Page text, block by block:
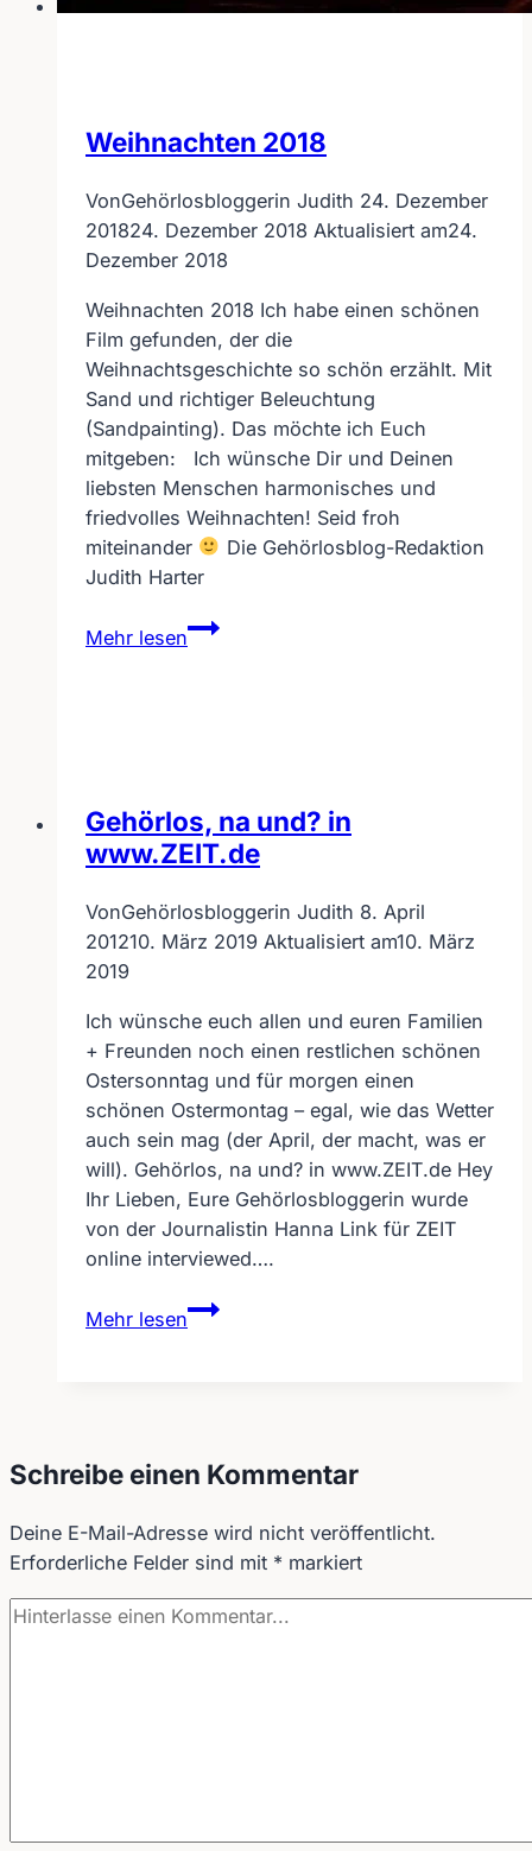
Weihnachten 2018
VonGehörlosbloggerin Judith 24. Dezember
201824. Dezember 2018 Aktualisiert am24.
Dezember 2018
Weihnachten 2018 Ich habe einen schönen
Film gefunden, der die
Weihnachtsgeschichte so schön erzählt. Mit
Sand und richtiger Beleuchtung
(Sandpainting). Das möchte ich Euch
mitgeben: Ich wünsche Dir und Deinen
liebsten Menschen harmonisches und
friedvolles Weihnachten! Seid froh
miteinander
Die Gehörlosblog-Redaktion
Judith Harter
Mehr lesen
Weihnachten
2018
Gehörlos, na und? in
www.ZEIT.de
VonGehörlosbloggerin Judith 8. April
201210. März 2019 Aktualisiert am10. März
2019
Ich wünsche euch allen und euren Familien
+ Freunden noch einen restlichen schönen
Ostersonntag und für morgen einen
schönen Ostermontag – egal, wie das Wetter
auch sein mag (der April, der macht, was er
will). Gehörlos, na und? in www.ZEIT.de Hey
Ihr Lieben, Eure Gehörlosbloggerin wurde
von der Journalistin Hanna Link für ZEIT
online interviewed….
Mehr lesen
Gehörlos,
na
Schreibe einen Kommentar
Deine E-Mail-Adresse wird nicht veröffentlicht.
Erforderliche Felder sind mit * markiert